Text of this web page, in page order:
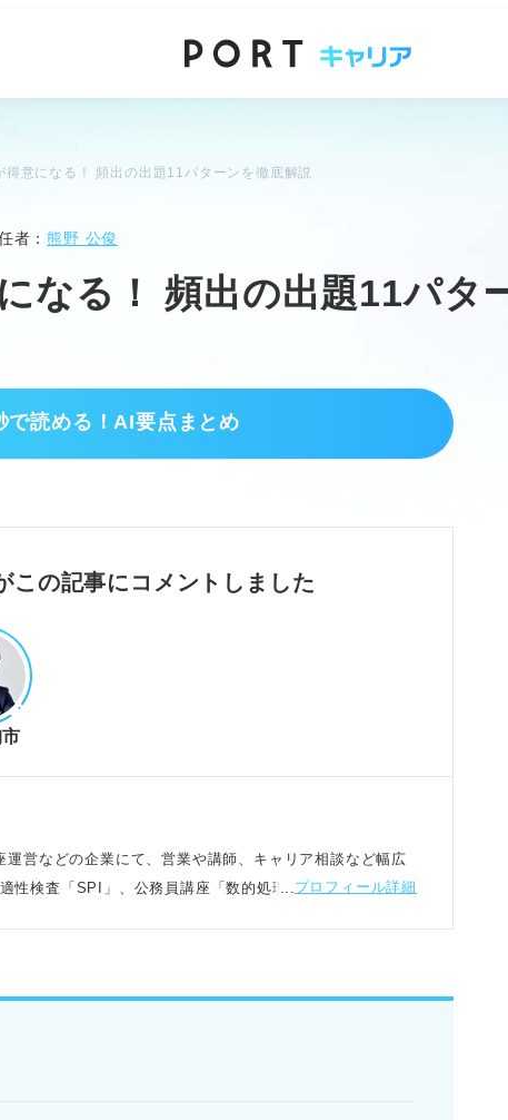
得意になる！ 頻出の出題11パターンを徹底解説
者：熊野 公俊
なる！ 頻出の出題11パタ
で読める！AI要点まとめ
解
手意識の原因。
すれば高得点を狙える分野。
効率的な対策
準備期間を確保する。
繰り返し記憶を定着させる。
スムーズに回答する。
し、スキマ時間も活用してストックを増やす。
8パターンの解法を習得する。
この記事にコメントしました
営などの企業にて、営業や講師、キャリア相談など幅広
性検査「SPI」、公務員講座「数的処理」の講師を務める
プロフィール詳細